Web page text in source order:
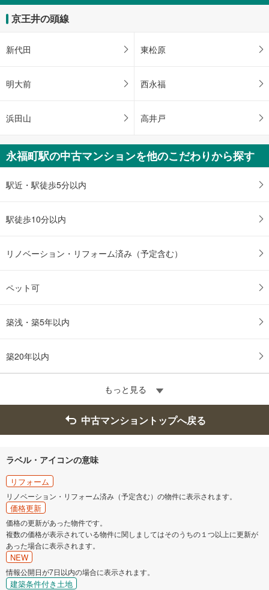
マ
イ
ー
に
す
京王井の頭線
新代田 東松原
明大前 西永福
浜田山 高井戸
永福町駅の中古マンションを他のこだわりから探す
駅近・駅徒歩5分以内
駅徒歩10分以内
リノベーション・リフォーム済み（予定含む）
ペット可
築浅・築5年以内
築20年以内
もっと見る
中古マンショントップへ戻る
ラベル・アイコンの意味
リフォーム
リノベーション・リフォーム済み（予定含む）の物件に表示されます。
価格更新
価格の更新があった物件です。
複数の価格が表示されている物件に関しましてはそのうちの１つ以上に更新が
あった場合に表示されます。
NEW
情報公開日が7日以内の場合に表示されます。
建築条件付き土地